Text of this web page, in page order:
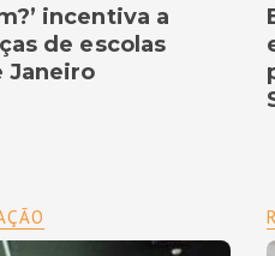
incentiva a
de escolas
Janeiro